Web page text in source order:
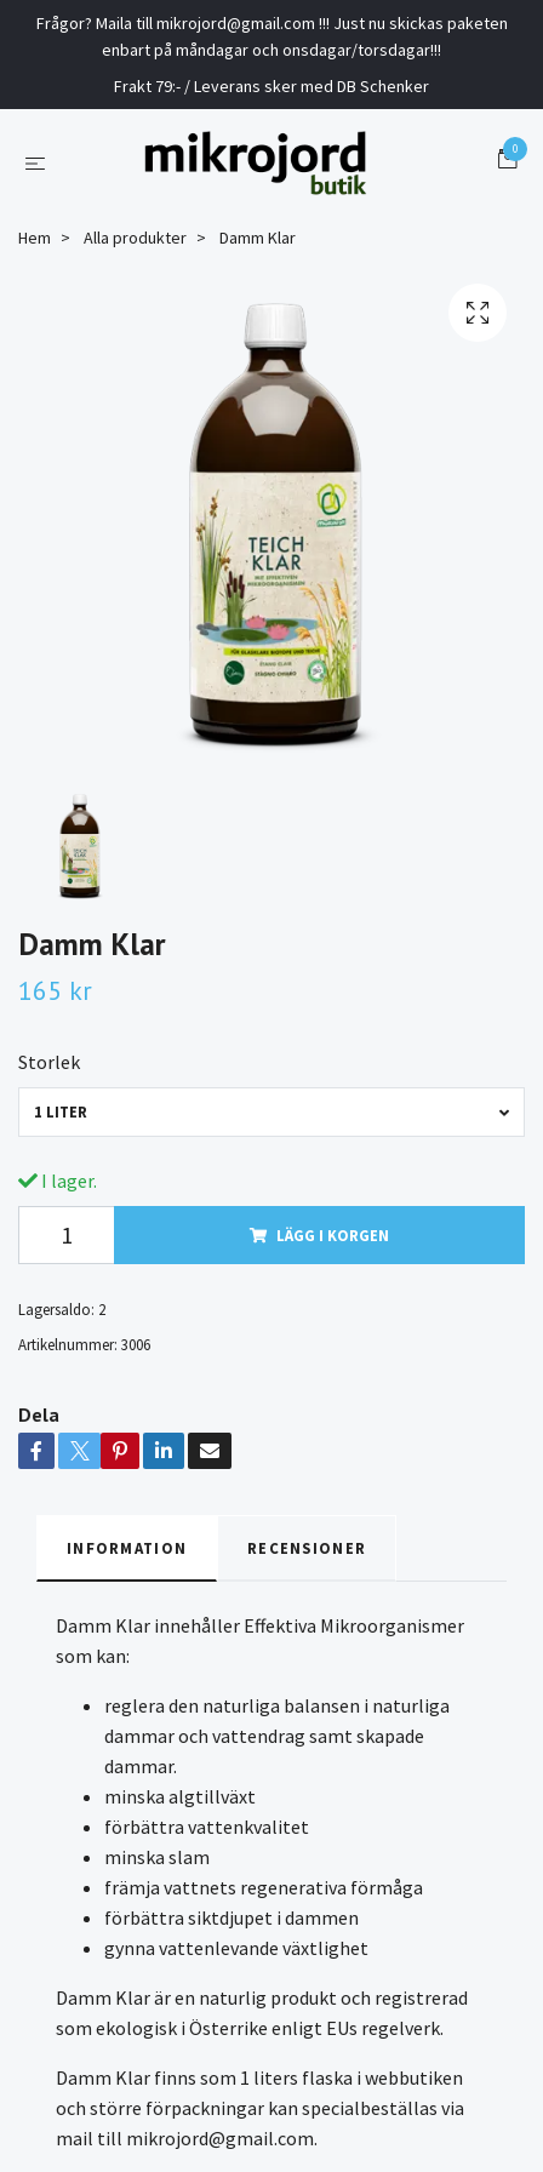
Frågor? Maila tillmikrojord@gmail.com !!! Just nu skickas paketen
enbart på måndagar och onsdagar/torsdagar!!!
Frakt 79:- / Leverans sker med DB Schenker
0
Hem Alla produkter Damm Klar
Damm Klar
165 kr
Storlek
1 LITER
I lager.
LÄGG I KORGEN
Lagersaldo: 2
Artikelnummer: 3006
Dela
INFORMATION RECENSIONER
Damm Klar innehåller Effektiva Mikroorganismer
som kan:
reglera den naturliga balansen i naturliga
dammar och vattendrag samt skapade
dammar.
minska algtillväxt
förbättra vattenkvalitet
minska slam
främja vattnets regenerativa förmåga
förbättra siktdjupet i dammen
gynna vattenlevande växtlighet
Damm Klar är en naturlig produkt och registrerad
som ekologisk i Österrike enligt EUs regelverk.
Damm Klar finns som 1 liters flaska i webbutiken
och större förpackningar kan specialbeställas via
mail till mikrojord@gmail.com.